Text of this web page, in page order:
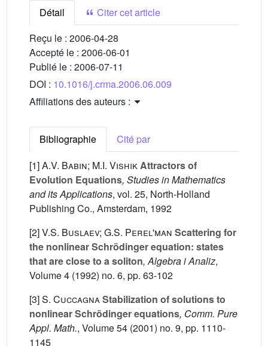
Détail
Citer cet article
Reçu le : 2006-04-28
Accepté le : 2006-06-01
Publié le : 2006-07-11
DOI : 10.1016/j.crma.2006.06.009
Affiliations des auteurs :
Bibliographie
Cité par
[1]A.V. Babin; M.I. VishikAttractors of
Evolution Equations, Studies in Mathematics
and its Applications, vol. 25, North-Holland
Publishing Co., Amsterdam, 1992
[2]V.S. Buslaev; G.S. Perel'man Scattering for
the nonlinear Schrödinger equation: states
that are close to a soliton, Algebra i Analiz,
Volume 4 (1992) no. 6, pp. 63-102
[3]S. CuccagnaStabilization of solutions to
nonlinear Schrödinger equations, Comm. Pure
Appl. Math., Volume 54 (2001) no. 9, pp. 1110-
1145